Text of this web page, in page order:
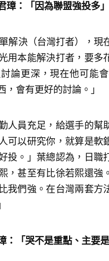
：「因為聯盟強投多」
解決（台灣打者），
用本能解決打者，要多
論更深，現在他可能
，會有更好的討論。」
人員充足，給選手的幫
可以研究你，就算是軟
投。」葉總認為，日職
，甚至有比徐若熙還
我們強。在台灣兩套方
「哭不是重點、主要是